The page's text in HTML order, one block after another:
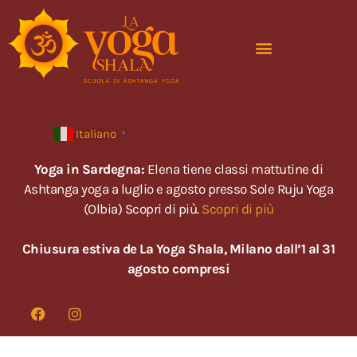
Italiano ▼
Yoga in Sardegna: Elena tiene classi mattutine di
Ashtanga yoga a luglio e agosto presso Sole Ruju Yoga
(Olbia) Scopri di più. Scopri di più
Chiusura estiva de La Yoga Shala, Milano dall’1 al 31
agosto compresi